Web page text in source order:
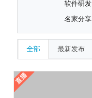
软件研发
名家分享
全部 最新发布